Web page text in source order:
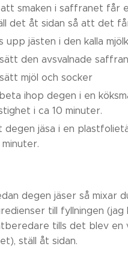
smaken i saffranet får
det åt sidan så att det
upp jästen i den kalla
den avsvalnade
mjöl och socker
ihop degen i en
i ca 10 minuter.
degen jäsa i en
degen jäser så mixar
till fyllningen (jag
tills det blev en
ställ åt sidan.